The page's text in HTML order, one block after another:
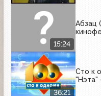
15:24
Абзац
36:21
Сто к
"Нэта"